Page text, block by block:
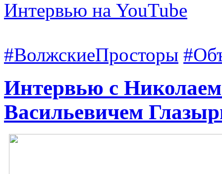
Интервью на YouTube
#ВолжскиеПросторы
Интервью с
Васильевичем